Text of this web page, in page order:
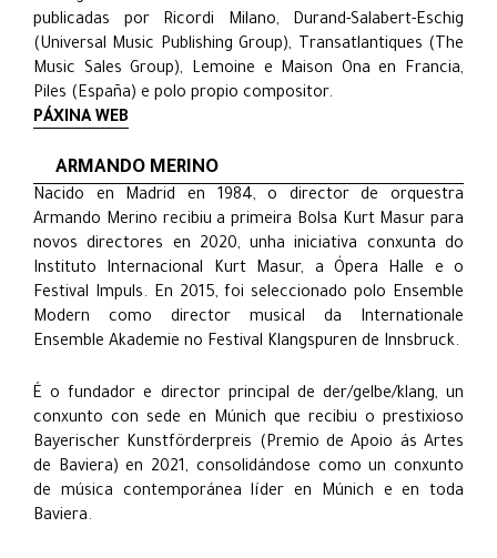
publicadas por Ricordi Milano, Durand-Salabert-Eschig
(Universal Music Publishing Group), Transatlantiques (The
Music Sales Group), Lemoine e Maison Ona en Francia,
Piles (España) e polo propio compositor.
PÁXINA WEB
ARMANDO MERINO
Nacido en Madrid en 1984, o director de orquestra
Armando Merino recibiu a primeira Bolsa Kurt Masur para
novos directores en 2020, unha iniciativa conxunta do
Instituto Internacional Kurt Masur, a Ópera Halle e o
Festival Impuls. En 2015, foi seleccionado polo Ensemble
Modern como director musical da Internationale
Ensemble Akademie no Festival Klangspuren de Innsbruck.
É o fundador e director principal de der/gelbe/klang, un
conxunto con sede en Múnich que recibiu o prestixioso
Bayerischer Kunstförderpreis (Premio de Apoio ás Artes
de Baviera) en 2021, consolidándose como un conxunto
de música contemporánea líder en Múnich e en toda
Baviera.